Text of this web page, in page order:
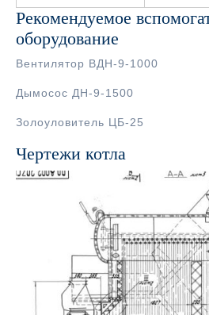
Рекомендуемое
оборудование
Вентилятор ВДН-9-1000
Дымосос ДН-9-1500
Золоуловитель ЦБ-25
Чертежи котла